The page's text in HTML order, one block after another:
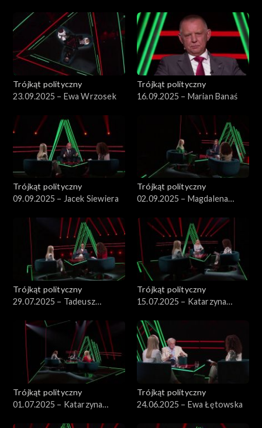
Trójkąt polityczny
23.09.2025 – Ewa Wrzosek
Trójkąt polityczny
16.09.2025 – Marian Banaś
Trójkąt polityczny
09.09.2025 – Jacek Siewiera
Trójkąt polityczny
02.09.2025 – Magdalena
Trójkąt polityczny
29.07.2025 – Tadeusz
Trójkąt polityczny
15.07.2025 – Katarzyna
Trójkąt polityczny
01.07.2025 – Katarzyna
Trójkąt polityczny
24.06.2025 – Ewa Łętowska